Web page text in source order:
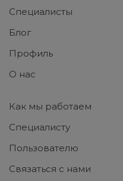
Специалисты
Блог
Профиль
О нас
Как мы работаем
Специалисту
Пользователю
Связаться с нами